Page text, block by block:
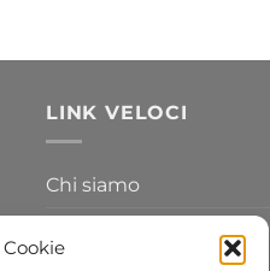
Cookie
LINK VELOCI
Chi siamo